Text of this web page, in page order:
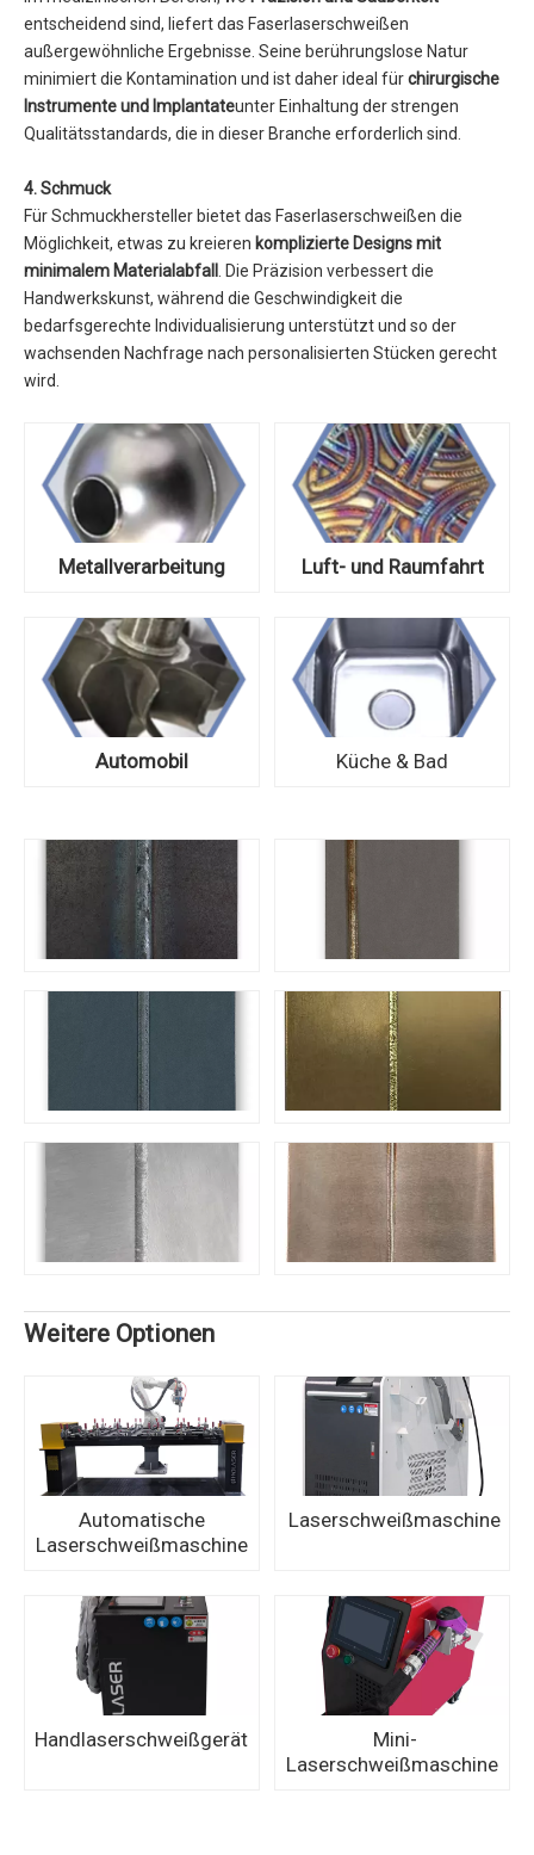
entscheidend sind, liefert das Faserlaserschweißen
außergewöhnliche Ergebnisse. Seine berührungslose Natur
minimiert die Kontamination und ist daher ideal fürchirurgische
Instrumente und Implantateunter Einhaltung der strengen
Qualitätsstandards, die in dieser Branche erforderlich sind.
4. Schmuck
Für Schmuckhersteller bietet das Faserlaserschweißen die
Möglichkeit, etwas zu kreieren komplizierte Designs mit
minimalem Materialabfall
. Die Präzision verbessert die
Handwerkskunst, während die Geschwindigkeit die
bedarfsgerechte Individualisierung unterstützt und so der
wachsenden Nachfrage nach personalisierten Stücken gerecht
wird.
Metallverarbeitung Luft- und Raumfahrt
Automobil Küche & Bad
Weitere Optionen
Automatische
Laserschweißmaschine
Laserschweißmaschine
Handlaserschweißgerät
Mini-
Laserschweißmaschine